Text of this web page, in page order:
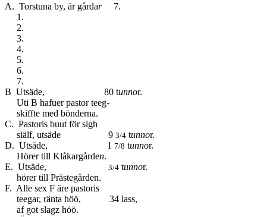
A. Torstuna by, är gårdar7.
1.
2.
3.
4.
5.
6.
7.
B Utsäde, 80 tunnor.
Uti B hafuer pastor teeg-
skiffte med bönderna.
C. Pastoris buut för sigh
siälf, utsäde 9 3/4 tunnor.
D. Utsäde, 1 7/8 tunnor.
Hörer till Klåkargården.
E. Utsäde, 3/4 tunnor.
hörer till Prästegården.
F. Alle sex F äre pastoris
teegar, ränta höö, 34 lass,
af got slagz höö.